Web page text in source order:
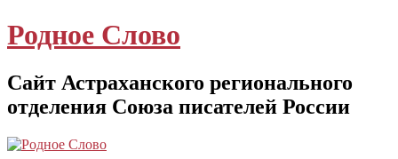
Родное Слово
Сайт Астраханского регионального
отделения Союза писателей России